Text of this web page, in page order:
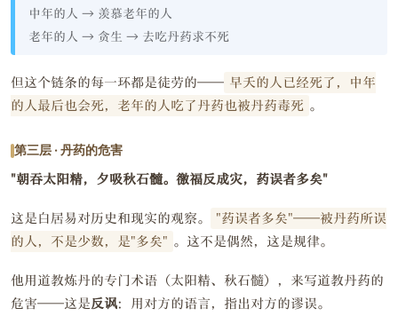
中年的人 → 羡慕老年的人
老年的人 → 贪生 → 去吃丹药求不死
但这个链条的每一环都是徒劳的—— 早夭的人已经死了，中年
的人最后也会死，老年的人吃了丹药也被丹药毒死 。
第三层 · 丹药的危害
"朝吞太阳精，夕吸秋石髓。徼福反成灾，药误者多矣"
这是白居易对历史和现实的观察。
"药误者多矣"——被丹药所误
的人，不是少数，是"多矣" 。这不是偶然，这是规律。
他用道教炼丹的专门术语（太阳精、秋石髓），来写道教丹药的
危害——这是反讽：用对方的语言，指出对方的谬误。